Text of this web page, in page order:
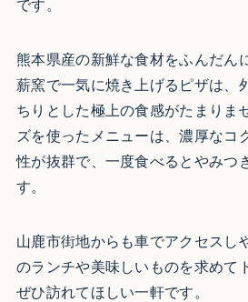
です。
熊本県産の新鮮な食材をふんだん
薪窯で一気に焼き上げるピザは、
ちりとした極上の食感がたまりま
ズを使ったメニューは、濃厚なコ
性が抜群で、一度食べるとやみつ
す。
山鹿市街地からも車でアクセスし
のランチや美味しいものを求めて
ぜひ訪れてほしい一軒です。